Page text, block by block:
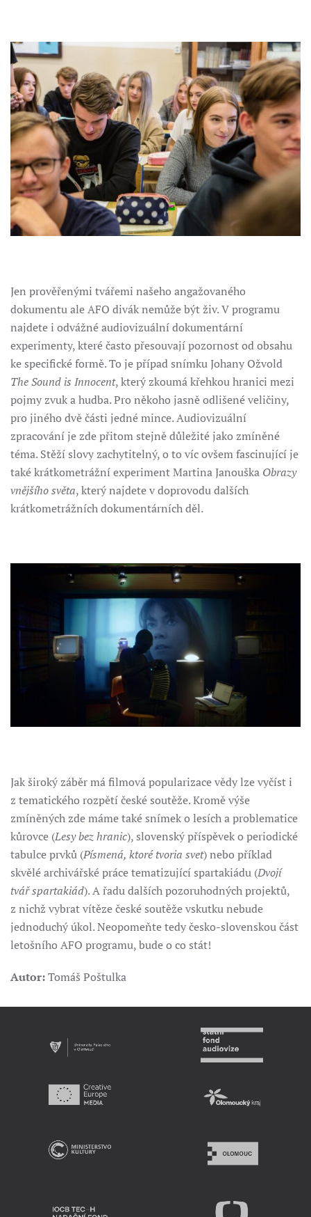
Jen prověřenými tvářemi našeho angažovaného
dokumentu ale AFO divák nemůže být živ. V programu
najdete i odvážné audiovizuální dokumentární
experimenty, které často přesouvají pozornost od obsahu
ke specifické formě. To je případ snímku Johany Ožvold
The Sound is Innocent, který zkoumá křehkou hranici mezi
pojmy zvuk a hudba. Pro někoho jasně odlišené veličiny,
pro jiného dvě části jedné mince. Audiovizuální
zpracování je zde přitom stejně důležité jako zmíněné
téma. Stěží slovy zachytitelný, o to víc ovšem fascinující je
také krátkometrážní experiment Martina Janouška Obrazy
vnějšího světa, který najdete v doprovodu dalších
krátkometrážních dokumentárních děl.
Jak široký záběr má filmová popularizace vědy lze vyčíst i
z tematického rozpětí české soutěže. Kromě výše
zmíněných zde máme také snímek o lesích a problematice
kůrovce (Lesy bez hranic), slovenský příspěvek o periodické
tabulce prvků (Písmená, ktoré tvoria svet) nebo příklad
skvělé archivářské práce tematizující spartakiádu (Dvojí
tvář spartakiád). A řadu dalších pozoruhodných projektů,
z nichž vybrat vítěze české soutěže vskutku nebude
jednoduchý úkol. Neopomeňte tedy česko-slovenskou část
letošního AFO programu, bude o co stát!
Autor:Tomáš Poštulka